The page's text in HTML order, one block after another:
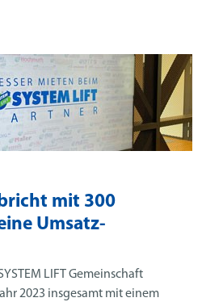
mit 300
Umsatz-
LIFT Gemeinschaft
2023 insgesamt mit einem